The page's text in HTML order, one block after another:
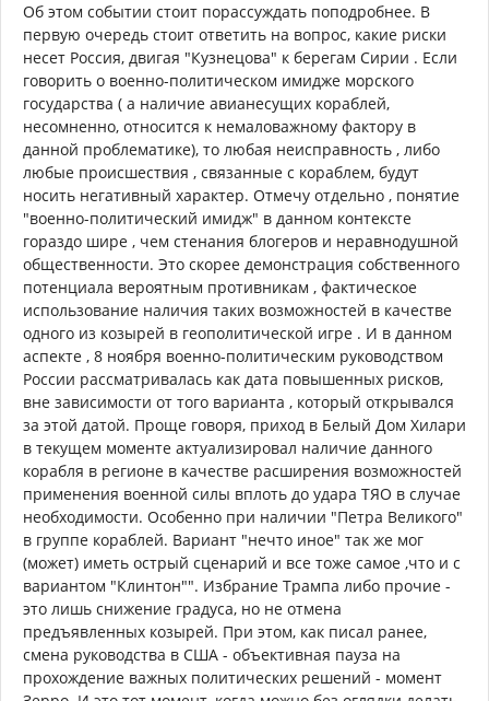
Об этом событии стоит порассуждать поподробнее. В
первую очередь стоит ответить на вопрос, какие риски
несет Россия, двигая "Кузнецова" к берегам Сирии . Если
говорить о военно-политическом имидже морского
государства ( а наличие авианесущих кораблей,
несомненно, относится к немаловажному фактору в
данной проблематике), то любая неисправность , либо
любые происшествия , связанные с кораблем, будут
носить негативный характер. Отмечу отдельно , понятие
"военно-политический имидж" в данном контексте
гораздо шире , чем стенания блогеров и неравнодушной
общественности. Это скорее демонстрация собственного
потенциала вероятным противникам , фактическое
использование наличия таких возможностей в качестве
одного из козырей в геополитической игре . И в данном
аспекте , 8 ноября военно-политическим руководством
России рассматривалась как дата повышенных рисков,
вне зависимости от того варианта , который открывался
за этой датой. Проще говоря, приход в Белый Дом Хилари
в текущем моменте актуализировал наличие данного
корабля в регионе в качестве расширения возможностей
применения военной силы вплоть до удара ТЯО в случае
необходимости. Особенно при наличии "Петра Великого"
в группе кораблей. Вариант "нечто иное" так же мог
(может) иметь острый сценарий и все тоже самое ,что и с
вариантом "Клинтон"". Избрание Трампа либо прочие -
это лишь снижение градуса, но не отмена
предъявленных козырей. При этом, как писал ранее,
смена руководства в США - объективная пауза на
прохождение важных политических решений - момент